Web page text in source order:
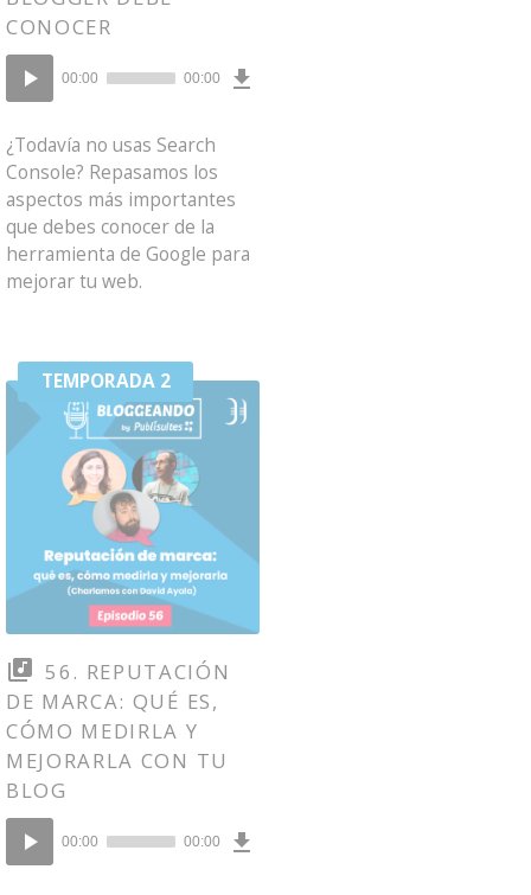
CONOCER
Reproductor
de
00:00 00:00
¿Todavía no usas Search
Console? Repasamos los
aspectos más importantes
que debes conocer de la
herramienta de Google para
mejorar tu web.
TEMPORADA 2
56. REPUTACIÓN
DE MARCA: QUÉ ES,
CÓMO MEDIRLA Y
MEJORARLA CON TU
BLOG
Reproductor
de
00:00 00:00